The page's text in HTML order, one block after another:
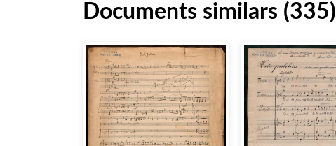
Documents similars (335)